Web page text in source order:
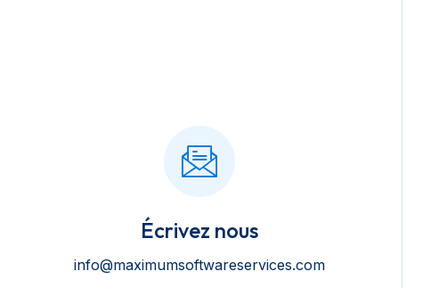
Écrivez nous
info@maximumsoftwareservices.com